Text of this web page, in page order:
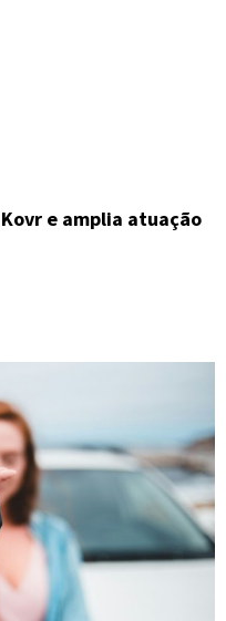
e amplia atuação